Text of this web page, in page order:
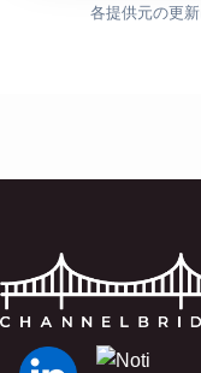
各提供元の更